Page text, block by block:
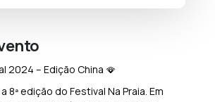
2024 – Edição China 🪭
8ª edição do Festival Na Praia. Em